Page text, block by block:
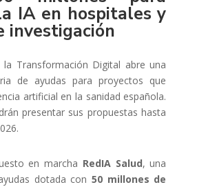
IA en hospitales y
investigación
la Transformación Digital abre una
de ayudas para proyectos que
artificial en la sanidad española.
presentar sus propuestas hasta
en marcha RedIA Salud, una
dotada con 50 millones de